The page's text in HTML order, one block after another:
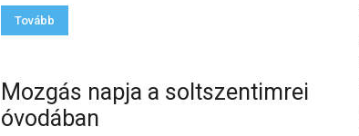
Tovább
Mozgás napja a soltszentimrei
óvodában